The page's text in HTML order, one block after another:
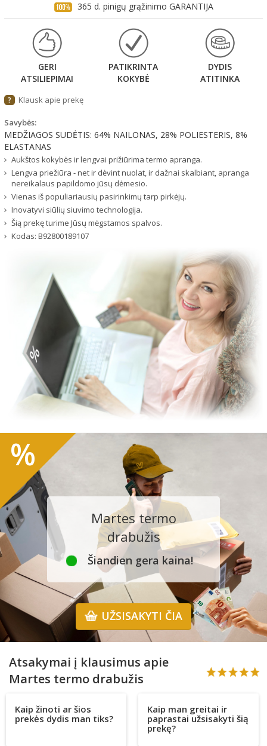
365 d. pinigų grąžinimo GARANTIJA
GERI
ATSILIEPIMAI
PATIKRINTA
KOKYBĖ
DYDIS
ATITINKA
? Klausk apie prekę
Savybės:
MEDŽIAGOS SUDĖTIS: 64% NAILONAS, 28% POLIESTERIS, 8%
ELASTANAS
Aukštos kokybės ir lengvai prižiūrima termo apranga.
Lengva priežiūra - net ir dėvint nuolat, ir dažnai skalbiant, apranga
nereikalaus papildomo jūsų dėmesio.
Vienas iš populiariausių pasirinkimų tarp pirkėjų.
Inovatyvi siūlių siuvimo technologija.
Šią prekę turime Jūsų mėgstamos spalvos.
Kodas: B92800189107
Martes termo
drabužis
Šiandien gera kaina!
UŽSISAKYTI ČIA
%
Atsakymai į klausimus apie
Martes termo drabužis
Kaip žinoti ar šios
prekės dydis man tiks?
Kaip man greitai ir
paprastai užsisakyti šią
prekę?